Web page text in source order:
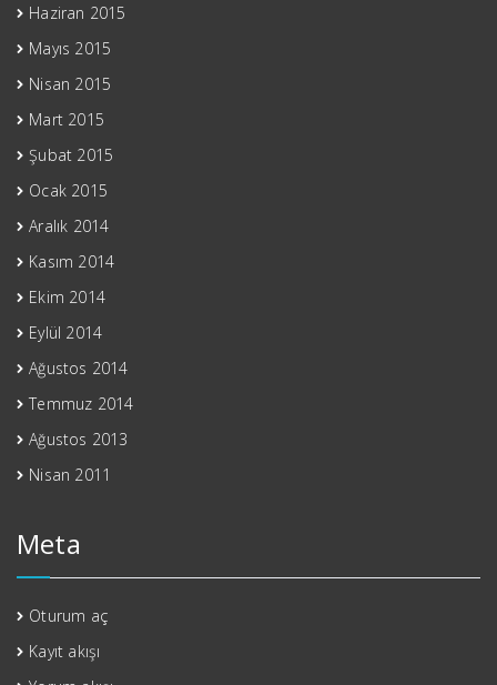
Haziran 2015
Mayıs 2015
Nisan 2015
Mart 2015
Şubat 2015
Ocak 2015
Aralık 2014
Kasım 2014
Ekim 2014
Eylül 2014
Ağustos 2014
Temmuz 2014
Ağustos 2013
Nisan 2011
Meta
Oturum aç
Kayıt akışı